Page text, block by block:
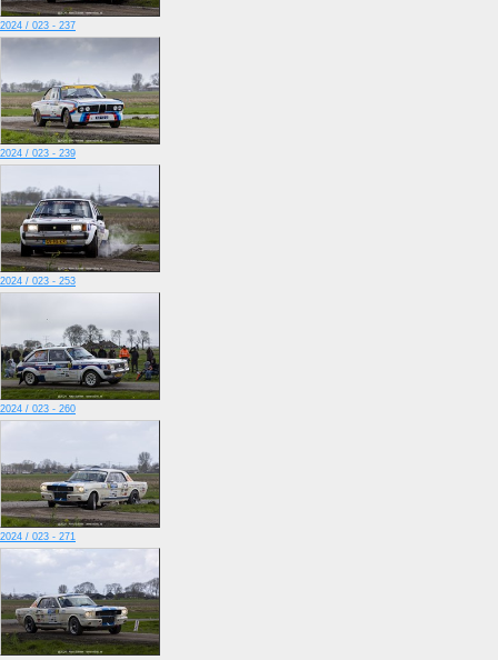
2024 / 023 - 237
2024 / 023 - 239
2024 / 023 - 253
2024 / 023 - 260
2024 / 023 - 271